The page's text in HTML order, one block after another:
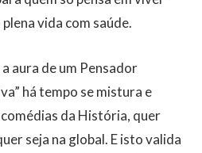
vida com saúde.
aura de um Pensador
há tempo se mistura e
da História, quer
seja na global. E isto valida